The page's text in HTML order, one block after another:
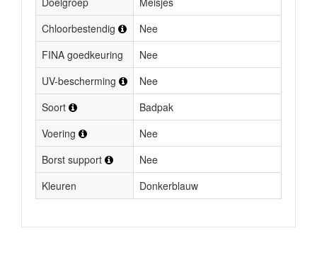
Chloorbestendig
Nee
FINA goedkeuring
Nee
UV-bescherming
Nee
Soort
Badpak
Voering
Nee
Borst support
Nee
Kleuren
Donkerblauw